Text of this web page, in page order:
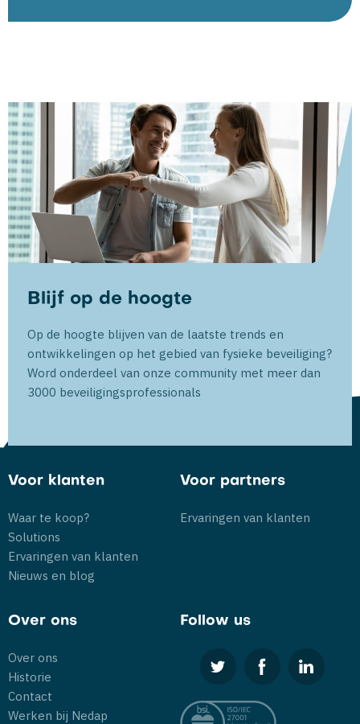
Blijf op de hoogte
Op de hoogte blijven van de laatste trends en
ontwikkelingen op het gebied van fysieke beveiliging?
Word onderdeel van onze community met meer dan
3000 beveiligingsprofessionals
Voor klanten
Waar te koop?
Solutions
Ervaringen van klanten
Nieuws en blog
Voor partners
Ervaringen van klanten
Over ons
Over ons
Historie
Contact
Werken bij Nedap
Follow us